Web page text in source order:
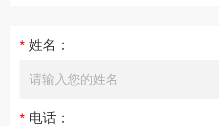
* 姓名：
* 电话：